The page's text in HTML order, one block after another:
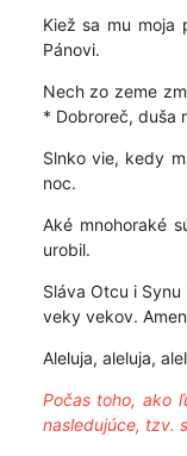
Kiež sa mu
Pánovi.
Nech zo zeme
* Dobroreč, duša
Slnko vie, kedy
noc.
Aké mnohoraké
urobil.
Sláva Otcu i
veky vekov.
Aleluja, aleluja,
Počas toho, ako
nasledujúce, tzv.